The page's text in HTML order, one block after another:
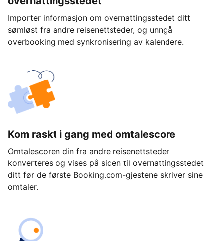
Importer informasjon om overnattingsstedet ditt
sømløst fra andre reisenettsteder, og unngå
overbooking med synkronisering av kalendere.
Kom raskt i gang med omtalescore
Omtalescoren din fra andre reisenettsteder
konverteres og vises på siden til overnattingsstedet
ditt før de første Booking.com-gjestene skriver sine
omtaler.